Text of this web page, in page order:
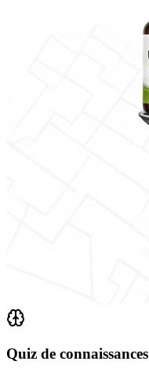
Quiz de connaissances